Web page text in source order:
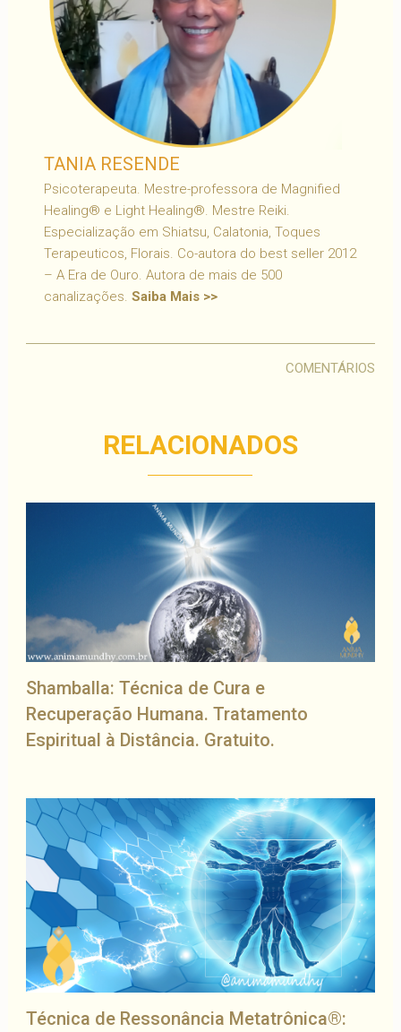
TANIA RESENDE
Psicoterapeuta. Mestre-professora de Magnified
Healing® e Light Healing®. Mestre Reiki.
Especialização em Shiatsu, Calatonia, Toques
Terapeuticos, Florais. Co-autora do best seller 2012
– A Era de Ouro. Autora de mais de 500
canalizações. Saiba Mais >>
COMENTÁRIOS
RELACIONADOS
Shamballa: Técnica de Cura e
Recuperação Humana. Tratamento
Espiritual à Distância. Gratuito.
Técnica de Ressonância Metatrônica®: